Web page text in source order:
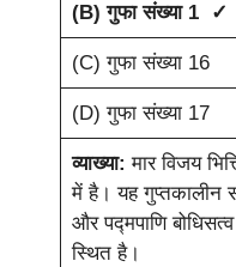
(B) गुफा संख्या 1 ✓
(C) गुफा संख्या 16
(D) गुफा संख्या 17
व्याख्या:मार विजय
में है। यह गुप्तकालीन
और पद्मपाणि
स्थित है।